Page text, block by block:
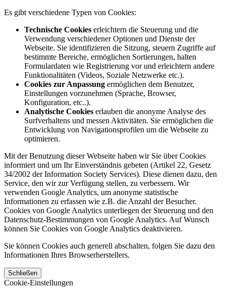
Es gibt verschiedene Typen von Cookies:
Technische Cookies erleichtern die Steuerung und die
Verwendung verschiedener Optionen und Dienste der
Webseite. Sie identifizieren die Sitzung, steuern Zugriffe auf
bestimmte Bereiche, ermöglichen Sortierungen, halten
Formulardaten wie Registrierung vor und erleichtern andere
Funktionalitäten (Videos, Soziale Netzwerke etc.).
Cookies zur Anpassung ermöglichen dem Benutzer,
Einstellungen vorzunehmen (Sprache, Browser,
Konfiguration, etc..).
Analytische Cookies erlauben die anonyme Analyse des
Surfverhaltens und messen Aktivitäten. Sie ermöglichen die
Entwicklung von Navigationsprofilen um die Webseite zu
optimieren.
Mit der Benutzung dieser Webseite haben wir Sie über Cookies
informiert und um Ihr Einverständnis gebeten (Artikel 22, Gesetz
34/2002 der Information Society Services). Diese dienen dazu, den
Service, den wir zur Verfügung stellen, zu verbessern. Wir
verwenden Google Analytics, um anonyme statistische
Informationen zu erfassen wie z.B. die Anzahl der Besucher.
Cookies von Google Analytics unterliegen der Steuerung und den
Datenschutz-Bestimmungen von Google Analytics. Auf Wunsch
können Sie Cookies von Google Analytics deaktivieren.
Sie können Cookies auch generell abschalten, folgen Sie dazu den
Informationen Ihres Browserherstellers.
Schließen
Cookie-Einstellungen